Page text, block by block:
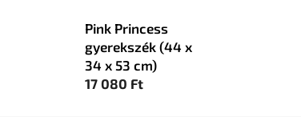
Pink Princess
gyerekszék (44 x
34 x 53 cm)
17 080 Ft